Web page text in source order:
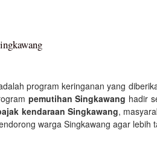
program keringanan yang
pemutihan Singkawang hadir
kendaraan Singkawang,
warga Singkawang agar lebih